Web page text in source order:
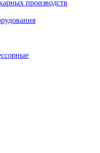
производств